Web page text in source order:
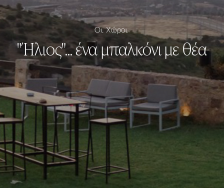
Οι Χώροι
"Ήλιος"... ένα μπαλκόνι με θέα